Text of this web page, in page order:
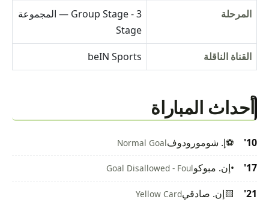
المرحلة
Group Stage - 3 — المجموعة
Stage
القناة الناقلة
beIN Sports
أحداث المباراة
10'
⚽إ. شومورودوفNormal Goal
17'
•إن. مبوكوGoal Disallowed - Foul
21'
🟨إن. صادقيYellow Card